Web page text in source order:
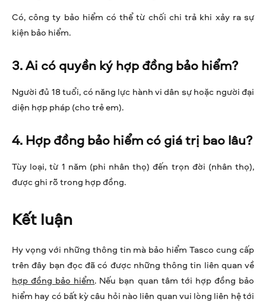
Có, công ty bảo hiểm có thể từ chối chi trả khi xảy ra sự
kiện bảo hiểm.
3. Ai có quyền ký hợp đồng bảo hiểm?
Người đủ 18 tuổi, có năng lực hành vi dân sự hoặc người đại
diện hợp pháp (cho trẻ em).
4. Hợp đồng bảo hiểm có giá trị bao lâu?
Tùy loại, từ 1 năm (phi nhân thọ) đến trọn đời (nhân thọ),
được ghi rõ trong hợp đồng.
Kết luận
Hy vọng với những thông tin mà bảo hiểm Tasco cung cấp
trên đây bạn đọc đã có được những thông tin liên quan về
hợp đồng bảo hiểm. Nếu bạn quan tâm tới hợp đồng bảo
hiểm hay có bất kỳ câu hỏi nào liên quan vui lòng liên hệ tới